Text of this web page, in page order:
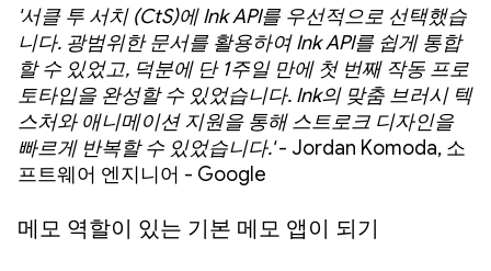
'서클 투 서치 (CtS)에 Ink API를 우선적으로 선택했습
니다. 광범위한 문서를 활용하여 Ink API를 쉽게 통합
할 수 있었고, 덕분에 단 1주일 만에 첫 번째 작동 프로
토타입을 완성할 수 있었습니다. Ink의 맞춤 브러시 텍
스처와 애니메이션 지원을 통해 스트로크 디자인을
빠르게 반복할 수 있었습니다.'- Jordan Komoda, 소
프트웨어 엔지니어 - Google
메모 역할이 있는 기본 메모 앱이 되기